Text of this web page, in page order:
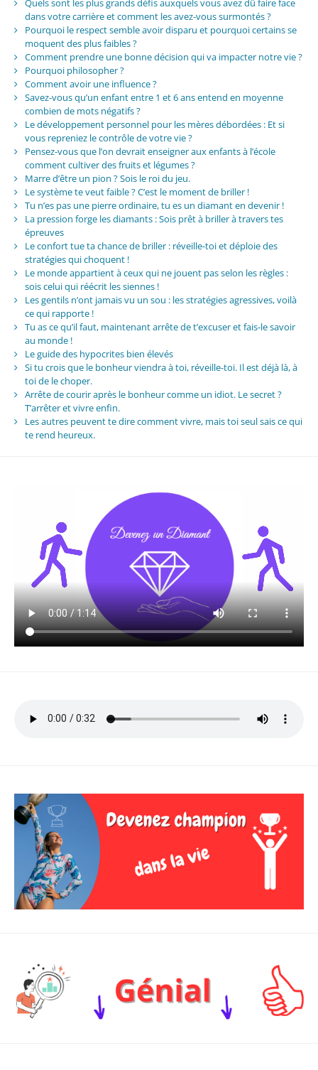
Quels sont les plus grands défis auxquels vous avez dû faire face
dans votre carrière et comment les avez-vous surmontés ?
Pourquoi le respect semble avoir disparu et pourquoi certains se
moquent des plus faibles ?
Comment prendre une bonne décision qui va impacter notre vie ?
Pourquoi philosopher ?
Comment avoir une influence ?
Savez-vous qu’un enfant entre 1 et 6 ans entend en moyenne
combien de mots négatifs ?
Le développement personnel pour les mères débordées : Et si
vous repreniez le contrôle de votre vie ?
Pensez-vous que l’on devrait enseigner aux enfants à l’école
comment cultiver des fruits et légumes ?
Marre d’être un pion ? Sois le roi du jeu.
Le système te veut faible ? C’est le moment de briller !
Tu n’es pas une pierre ordinaire, tu es un diamant en devenir !
La pression forge les diamants : Sois prêt à briller à travers tes
épreuves
Le confort tue ta chance de briller : réveille-toi et déploie des
stratégies qui choquent !
Le monde appartient à ceux qui ne jouent pas selon les règles :
sois celui qui réécrit les siennes !
Les gentils n’ont jamais vu un sou : les stratégies agressives, voilà
ce qui rapporte !
Tu as ce qu’il faut, maintenant arrête de t’excuser et fais-le savoir
au monde !
Le guide des hypocrites bien élevés
Si tu crois que le bonheur viendra à toi, réveille-toi. Il est déjà là, à
toi de le choper.
Arrête de courir après le bonheur comme un idiot. Le secret ?
T’arrêter et vivre enfin.
Les autres peuvent te dire comment vivre, mais toi seul sais ce qui
te rend heureux.